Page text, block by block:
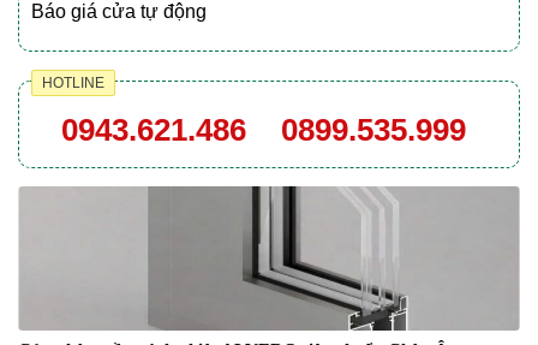
Báo giá cửa tự động
HOTLINE
0943.621.486 0899.535.999